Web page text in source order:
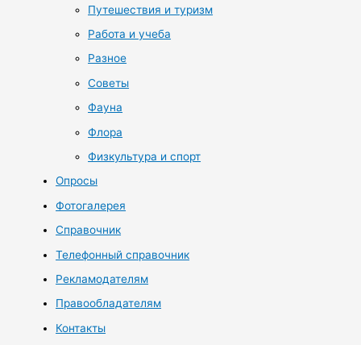
Путешествия и туризм
Работа и учеба
Разное
Советы
Фауна
Флора
Физкультура и спорт
Опросы
Фотогалерея
Справочник
Телефонный справочник
Рекламодателям
Правообладателям
Контакты